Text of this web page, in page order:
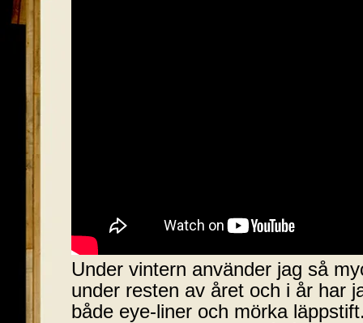
Under vintern använder jag så
under resten av året och i år har
både eye-liner och mörka